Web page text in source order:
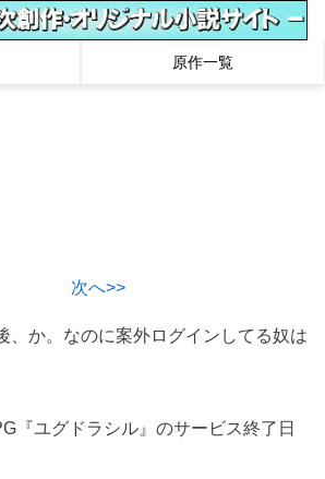
原作一覧
次へ>>
、か。なのに案外ログインしてる奴は
『ユグドラシル』のサービス終了日